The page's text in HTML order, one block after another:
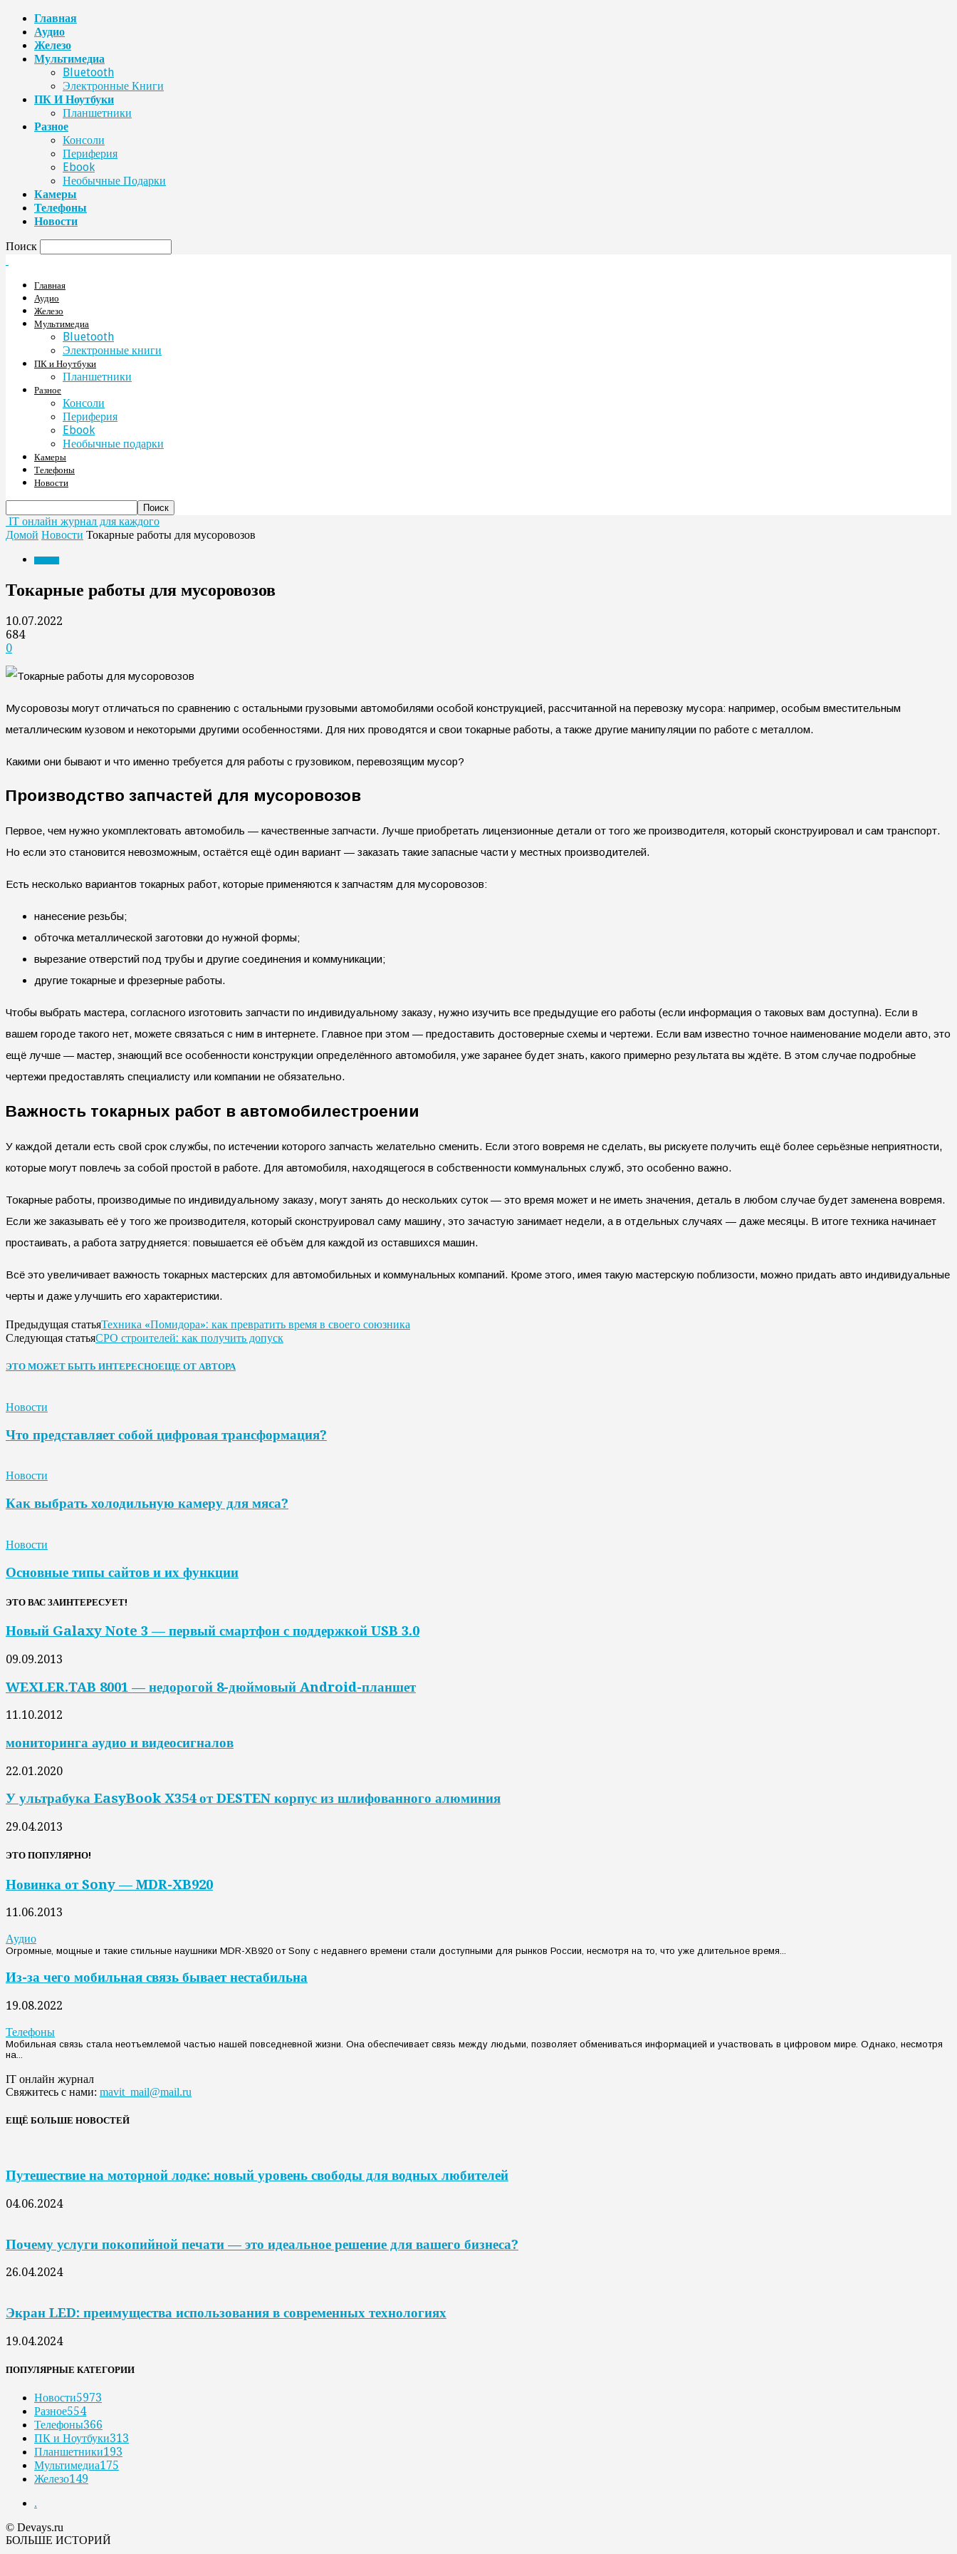
Главная
Аудио
Железо
Мультимедиа
Bluetooth
Электронные Книги
ПК И Ноутбуки
Планшетники
Разное
Консоли
Периферия
Ebook
Необычные Подарки
Камеры
Телефоны
Новости
Поиск
Главная
Аудио
Железо
Мультимедиа
Bluetooth
Электронные книги
ПК и Ноутбуки
Планшетники
Разное
Консоли
Периферия
Ebook
Необычные подарки
Камеры
Телефоны
Новости
IT онлайн журнал для каждого
Домой Новости Токарные работы для мусоровозов
Токарные работы для мусоровозов
10.07.2022
684
0
Мусоровозы могут отличаться по сравнению с остальными грузовыми автомобилями особой конструкцией, рассчитанной на перевозку мусора: например, особым вместительным
металлическим кузовом и некоторыми другими особенностями. Для них проводятся и свои токарные работы, а также другие манипуляции по работе с металлом.
Какими они бывают и что именно требуется для работы с грузовиком, перевозящим мусор?
Производство запчастей для мусоровозов
Первое, чем нужно укомплектовать автомобиль — качественные запчасти. Лучше приобретать лицензионные детали от того же производителя, который сконструировал и сам транспорт.
Но если это становится невозможным, остаётся ещё один вариант — заказать такие запасные части у местных производителей.
Есть несколько вариантов токарных работ, которые применяются к запчастям для мусоровозов:
нанесение резьбы;
обточка металлической заготовки до нужной формы;
вырезание отверстий под трубы и другие соединения и коммуникации;
другие токарные и фрезерные работы.
Чтобы выбрать мастера, согласного изготовить запчасти по индивидуальному заказу, нужно изучить все предыдущие его работы (если информация о таковых вам доступна). Если в
вашем городе такого нет, можете связаться с ним в интернете. Главное при этом — предоставить достоверные схемы и чертежи. Если вам известно точное наименование модели авто, это
ещё лучше — мастер, знающий все особенности конструкции определённого автомобиля, уже заранее будет знать, какого примерно результата вы ждёте. В этом случае подробные
чертежи предоставлять специалисту или компании не обязательно.
Важность токарных работ в автомобилестроении
У каждой детали есть свой срок службы, по истечении которого запчасть желательно сменить. Если этого вовремя не сделать, вы рискуете получить ещё более серьёзные неприятности,
которые могут повлечь за собой простой в работе. Для автомобиля, находящегося в собственности коммунальных служб, это особенно важно.
Токарные работы, производимые по индивидуальному заказу, могут занять до нескольких суток — это время может и не иметь значения, деталь в любом случае будет заменена вовремя.
Если же заказывать её у того же производителя, который сконструировал саму машину, это зачастую занимает недели, а в отдельных случаях — даже месяцы. В итоге техника начинает
простаивать, а работа затрудняется: повышается её объём для каждой из оставшихся машин.
Всё это увеличивает важность токарных мастерских для автомобильных и коммунальных компаний. Кроме этого, имея такую мастерскую поблизости, можно придать авто индивидуальные
черты и даже улучшить его характеристики.
Предыдущая статьяТехника «Помидора»: как превратить время в своего союзника
Следующая статьяСРО строителей: как получить допуск
ЭТО МОЖЕТ БЫТЬ ИНТЕРЕСНОЕЩЕ ОТ АВТОРА
Новости
Что представляет собой цифровая трансформация?
Новости
Как выбрать холодильную камеру для мяса?
Новости
Основные типы сайтов и их функции
ЭТО ВАС ЗАИНТЕРЕСУЕТ!
Новый Galaxy Note 3 — первый смартфон с поддержкой USB 3.0
09.09.2013
WEXLER.TAB 8001 — недорогой 8-дюймовый Android-планшет
11.10.2012
мониторинга аудио и видеосигналов
22.01.2020
У ультрабука EasyBook X354 от DESTEN корпус из шлифованного алюминия
29.04.2013
ЭТО ПОПУЛЯРНО!
Новинка от Sony — MDR-XB920
11.06.2013
Аудио
Огромные, мощные и такие стильные наушники MDR-XB920 от Sony с недавнего времени стали доступными для рынков России, несмотря на то, что уже длительное время...
Из-за чего мобильная связь бывает нестабильна
19.08.2022
Телефоны
Мобильная связь стала неотъемлемой частью нашей повседневной жизни. Она обеспечивает связь между людьми, позволяет обмениваться информацией и участвовать в цифровом мире. Однако, несмотря
на...
IT онлайн журнал
Свяжитесь с нами: mavit_mail@mail.ru
ЕЩЁ БОЛЬШЕ НОВОСТЕЙ
Путешествие на моторной лодке: новый уровень свободы для водных любителей
04.06.2024
Почему услуги покопийной печати — это идеальное решение для вашего бизнеса?
26.04.2024
Экран LED: преимущества использования в современных технологиях
19.04.2024
ПОПУЛЯРНЫЕ КАТЕГОРИИ
Новости5973
Разное554
Телефоны366
ПК и Ноутбуки313
Планшетники193
Мультимедиа175
Железо149
.
© Devays.ru
БОЛЬШЕ ИСТОРИЙ